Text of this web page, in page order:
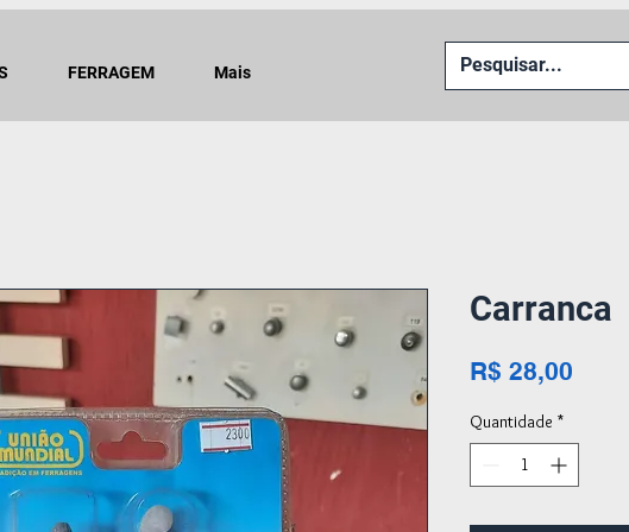
FERRAGEM Mais
Carranca
R$ 28,00
Quantidade *